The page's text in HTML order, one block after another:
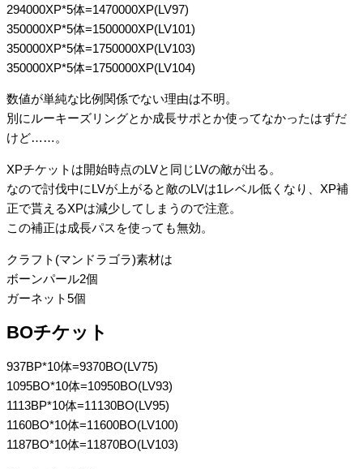
294000XP*5体=1470000XP(LV97)
350000XP*5体=1500000XP(LV101)
350000XP*5体=1750000XP(LV103)
350000XP*5体=1750000XP(LV104)
数値が単純な比例関係でない理由は不明。
別にルーキーズリングとか成長サポとか使ってなかったはずだ
けど……。
XPチケットは開始時点のLVと同じLVの敵が出る。
なので討伐中にLVが上がると敵のLVは1レベル低くなり、XP補
正で貰えるXPは減少してしまうので注意。
この補正は成長パスを使っても無効。
クラフト(マンドラゴラ)素材は
ボーンパール2個
ガーネット5個
BOチケット
937BP*10体=9370BO(LV75)
1095BO*10体=10950BO(LV93)
1113BP*10体=11130BO(LV95)
1160BO*10体=11600BO(LV100)
1187BO*10体=11870BO(LV103)